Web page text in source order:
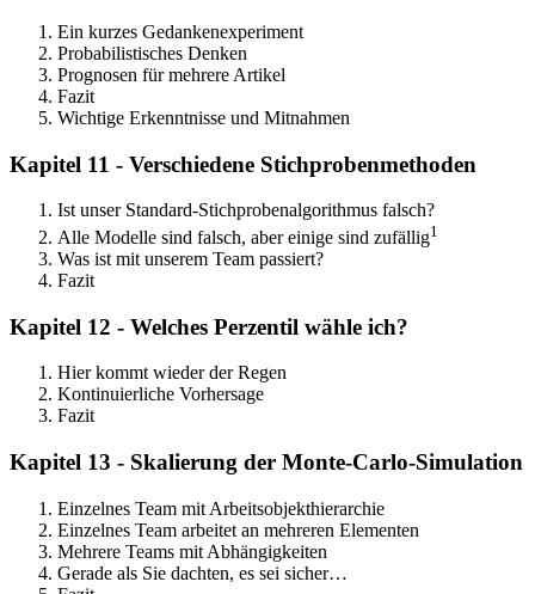
Ein kurzes Gedankenexperiment
Probabilistisches Denken
Prognosen für mehrere Artikel
Fazit
Wichtige Erkenntnisse und Mitnahmen
Kapitel 11 - Verschiedene Stichprobenmethoden
Ist unser Standard-Stichprobenalgorithmus falsch?
Alle Modelle sind falsch, aber einige sind zufällig1
Was ist mit unserem Team passiert?
Fazit
Kapitel 12 - Welches Perzentil wähle ich?
Hier kommt wieder der Regen
Kontinuierliche Vorhersage
Fazit
Kapitel 13 - Skalierung der Monte-Carlo-Simulation
Einzelnes Team mit Arbeitsobjekthierarchie
Einzelnes Team arbeitet an mehreren Elementen
Mehrere Teams mit Abhängigkeiten
Gerade als Sie dachten, es sei sicher…